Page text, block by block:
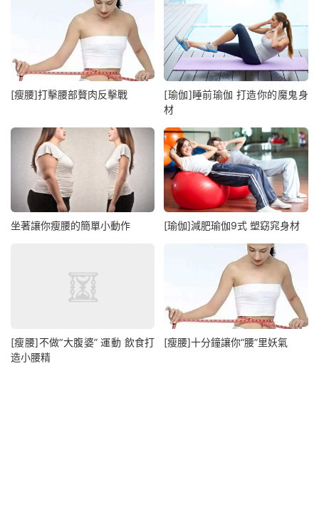
[瘦腰]打擊腰部贅肉反擊戰
[瑜伽]睡前瑜伽 打造你的魔鬼身
材
坐著讓你瘦腰的簡單小動作 [瑜伽]減肥瑜伽9式 塑窈窕身材
[瘦腰]不做“大腹婆” 運動 飲食打
造小腰精
[瘦腰]十分鐘讓你“腰”里妖氣